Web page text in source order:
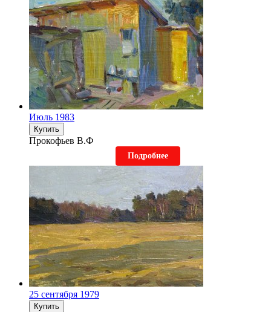
Июль 1983
Купить
Прокофьев В.Ф
Подробнее
25 сентября 1979
Купить